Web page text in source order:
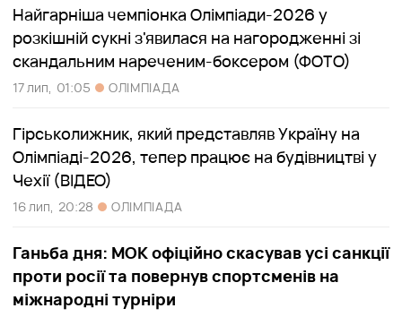
Найгарніша чемпіонка Олімпіади-2026 у
розкішній сукні з'явилася на нагородженні зі
скандальним нареченим-боксером (ФОТО)
17 лип, 01:05 ОЛІМПІАДА
Гірськолижник, який представляв Україну на
Олімпіаді-2026, тепер працює на будівництві у
Чехії (ВІДЕО)
16 лип, 20:28 ОЛІМПІАДА
Ганьба дня: МОК офіційно скасував усі санкції
проти росії та повернув спортсменів на
міжнародні турніри